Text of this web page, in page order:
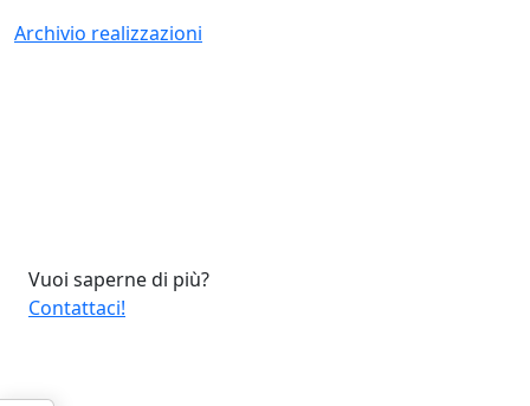
Archivio realizzazioni
Vuoi saperne di più?
Contattaci!